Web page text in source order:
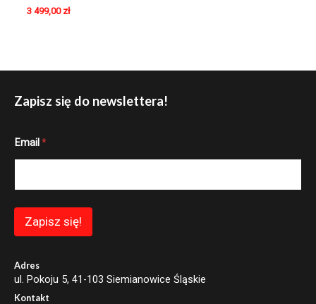
3 499,00 zł
Zapisz się do newslettera!
m
E
l
Email *
Zapisz się!
Adres
ul. Pokoju 5, 41-103 Siemianowice Śląskie
Kontakt